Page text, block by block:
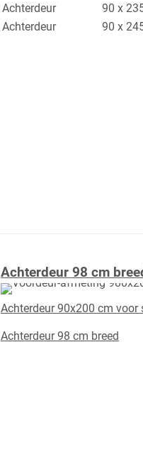
Achterdeur
90 x
Achterdeur
90 x
Achterdeur 98 cm
Achterdeur 90x200 cm voor
Achterdeur 98 cm breed